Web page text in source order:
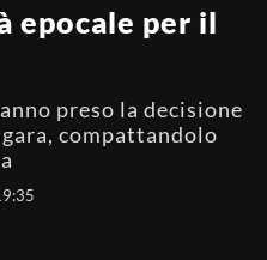
epocale per il
preso la decisione
compattandolo